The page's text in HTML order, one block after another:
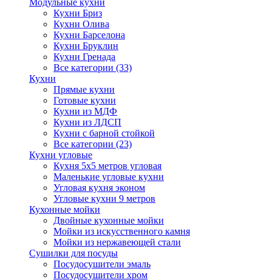
Модульные кухни
Кухни Бриз
Кухни Олива
Кухни Барселона
Кухни Бруклин
Кухни Гренада
Все категории (33)
Кухни
Прямые кухни
Готовые кухни
Кухни из МДФ
Кухни из ЛДСП
Кухни с барной стойкой
Все категории (23)
Кухни угловые
Кухня 5х5 метров угловая
Маленькие угловые кухни
Угловая кухня эконом
Угловые кухни 9 метров
Кухонные мойки
Двойные кухонные мойки
Мойки из искусственного камня
Мойки из нержавеющей стали
Сушилки для посуды
Посудосушители эмаль
Посудосушители хром